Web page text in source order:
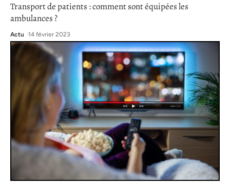
Transport de patients : comment sont équipées les
ambulances ?
Actu 14 février 2023